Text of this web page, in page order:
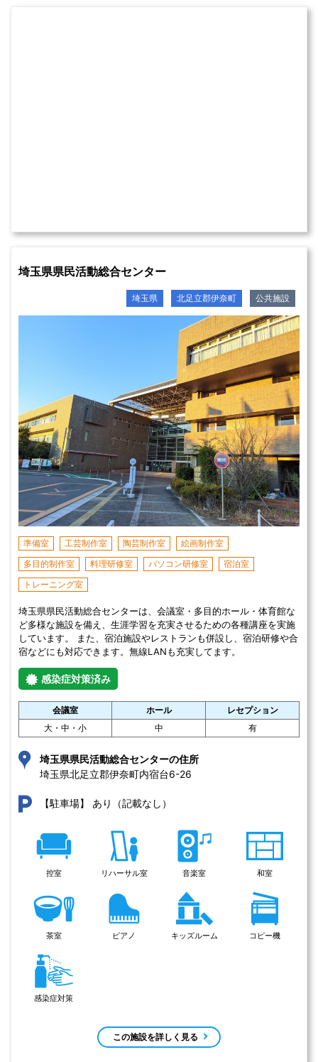
埼玉県県民活動総合センター
埼玉県 北足立郡伊奈町 公共施設
準備室 工芸制作室 陶芸制作室
絵画制作室
多目的制作室
料理研修室 パソコン研修室
宿泊室
トレーニング室
埼玉県県民活動総合センターは、会議室・多目的ホール・体育館な
ど多様な施設を備え、生涯学習を充実させるための各種講座を実施
しています。 また、宿泊施設やレストランも併設し、宿泊研修や合
宿などにも対応できます。無線LANも充実してます。
感染症対策済み
会議室 ホール
レセプション
大・中・小
中 有
埼玉県県民活動総合センターの住所
埼玉県北足立郡伊奈町内宿台6-26
【駐車場】 あり（記載なし）
控室 リハーサル室 音楽室 和室
茶室 ピアノ キッズルーム コピー機
感染症対策
この施設を詳しく見る